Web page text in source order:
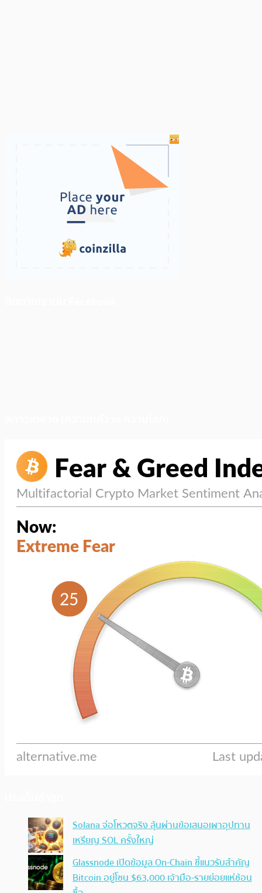
Solana จ่อโหวตจริง ลุ้นผ่านข้อเสนอเผาอุปทาน
เหรียญ SOL ครั้งใหญ่
Glassnode เปิดข้อมูล On-Chain ชี้แนวรับสำคัญ
Bitcoin อยู่โซน $63,000 เจ้ามือ-รายย่อยแห่ช้อน